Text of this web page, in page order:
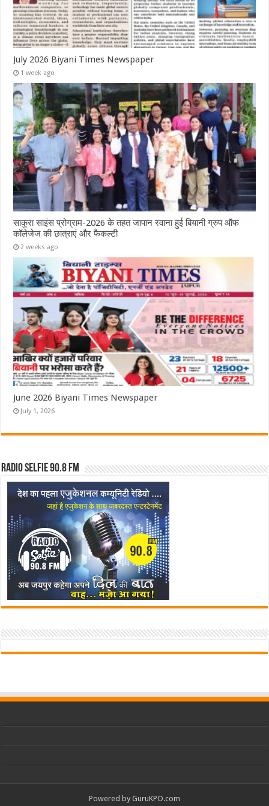
July 2026 Biyani Times Newspaper
1 week ago
साकुरा साइंस प्रोग्राम-2026 के तहत जापान रवाना हुई बियानी ग्रुप ऑफ
कॉलेजेज की छात्राएं और फैकल्टी
2 weeks ago
June 2026 Biyani Times Newspaper
July 1, 2026
Radio Selfie 90.8 FM
Powered by GuruKPO.com